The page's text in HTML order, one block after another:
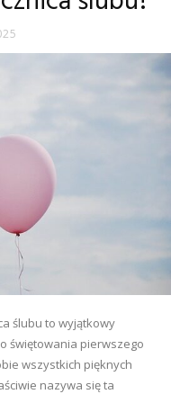
ślubu to wyjątkowy
świętowania pierwszego
wszystkich pięknych
nazywa się ta